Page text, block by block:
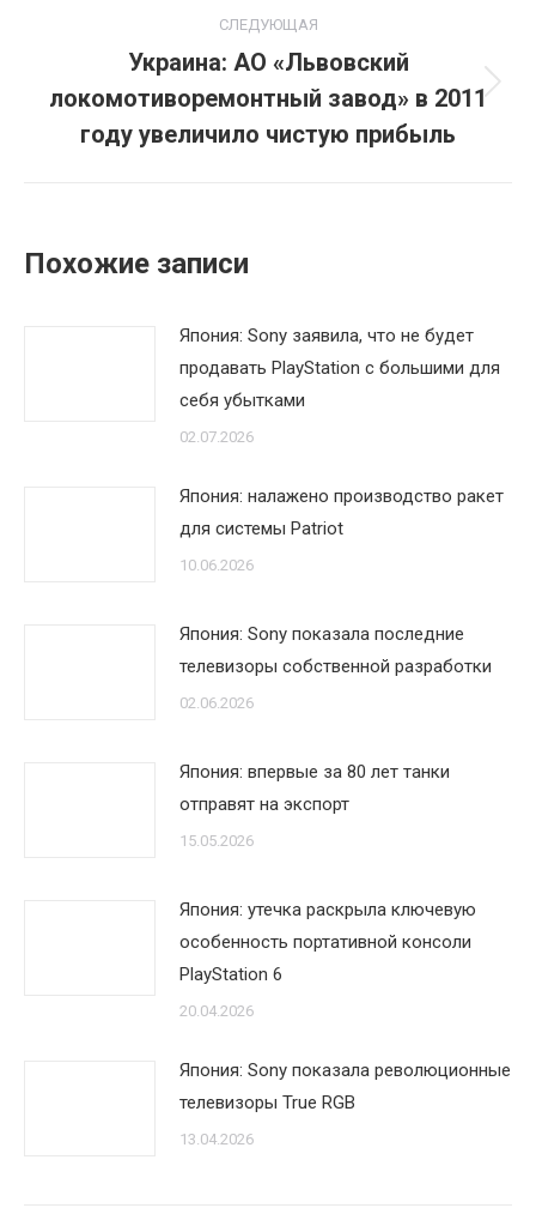
СЛЕДУЮЩАЯ
Следующая
запись:
Украина: АО «Львовский
локомотиворемонтный завод» в 2011
году увеличило чистую прибыль
Похожие записи
Япония: Sony заявила, что не будет
продавать PlayStation с большими для
себя убытками
02.07.2026
Япония: налажено производство ракет
для системы Patriot
10.06.2026
Япония: Sony показала последние
телевизоры собственной разработки
02.06.2026
Япония: впервые за 80 лет танки
отправят на экспорт
15.05.2026
Япония: утечка раскрыла ключевую
особенность портативной консоли
PlayStation 6
20.04.2026
Япония: Sony показала революционные
телевизоры True RGB
13.04.2026